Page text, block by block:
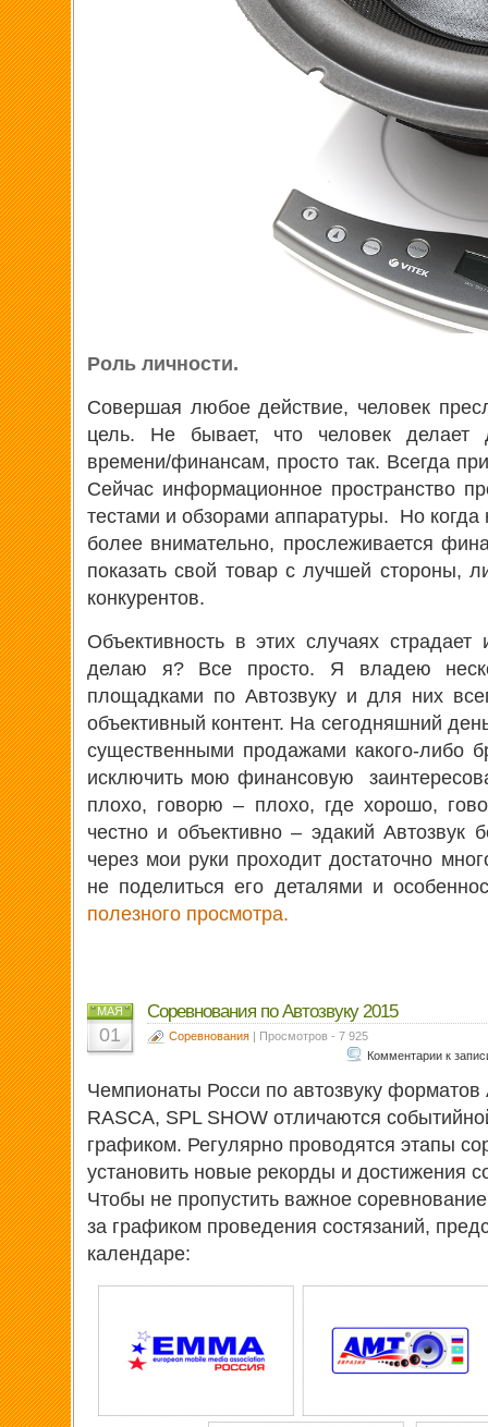
Роль личности.
Совершая любое действие, человек
цель. Не бывает, что человек делает
времени/финансам, просто так. Всегда
Сейчас информационное пространство
тестами и обзорами аппаратуры. Но когда
более внимательно, прослеживается
показать свой товар с лучшей стороны,
конкурентов.
Объективность в этих случаях
делаю я? Все просто. Я владею
площадками по Автозвуку и для них
объективный контент. На сегодняшний
существенными продажами какого-либо
исключить мою финансовую
плохо, говорю – плохо, где хорошо,
честно и объективно – эдакий
через мои руки проходит достаточно
не поделиться его деталями и
полезного просмотра.
МАЯ
01
Соревнования по Автозвуку 2015
Соревнования | Просмотров - 7 925
Комментарии к
Чемпионаты Росси по автозвуку
RASCA, SPL SHOW отличаются
графиком. Регулярно проводятся этапы
установить новые рекорды и достижения
Чтобы не пропустить важное
за графиком проведения состязаний,
календаре: